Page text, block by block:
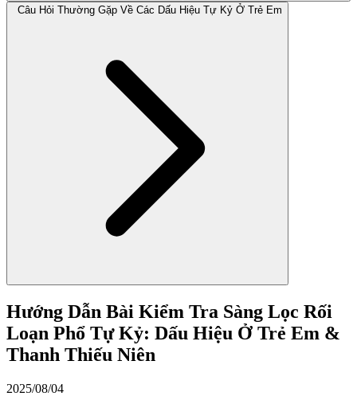
Câu Hỏi Thường Gặp Về Các Dấu Hiệu Tự Kỷ Ở Trẻ Em
Hướng Dẫn Bài Kiểm Tra Sàng Lọc Rối
Loạn Phổ Tự Kỷ: Dấu Hiệu Ở Trẻ Em &
Thanh Thiếu Niên
2025/08/04